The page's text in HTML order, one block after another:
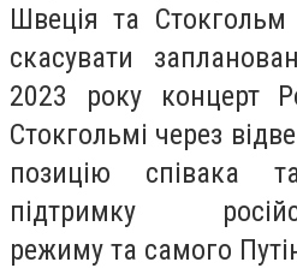
Швеція та
скасувати
2023 року концерт
Стокгольмі через
позицію співака
підтримку
режиму та самого